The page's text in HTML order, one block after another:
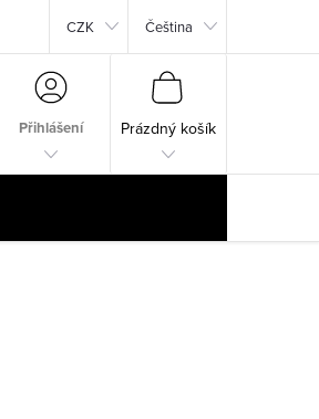
CZK Čeština
Přihlášení
Prázdný košík